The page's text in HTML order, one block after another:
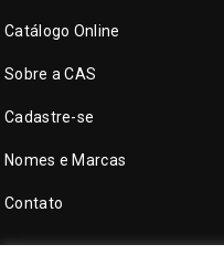
Catálogo Online
Sobre a CAS
Cadastre-se
Nomes e Marcas
Contato